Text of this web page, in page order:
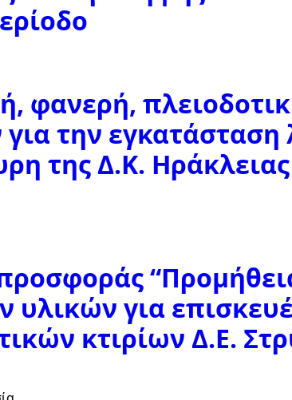
φανερή,
την εγκατάσταση
της Δ.Κ.
για
κτιρίων Δ.Ε.